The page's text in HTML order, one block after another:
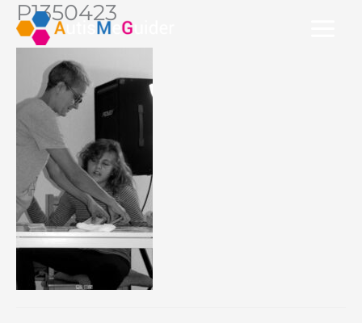
Aller
contenu
P1350423